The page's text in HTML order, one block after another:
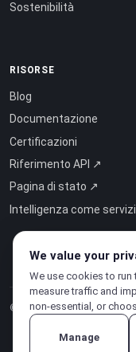
Sostenibilità
RISORSE
Blog
Documentazione
Certificazioni
Riferimento API ↗
Pagina di stato ↗
Intelligenza come
© 2026 CloudSigma
Informativa
We value your
We use cookies to run
measure traffic and
non-essential, or
Manage